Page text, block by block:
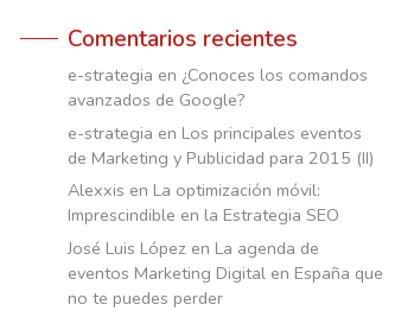
Comentarios recientes
e-strategia en ¿Conoces los comandos
avanzados de Google?
e-strategia en Los principales eventos
de Marketing y Publicidad para 2015 (II)
Alexxis en La optimización móvil:
Imprescindible en la Estrategia SEO
José Luis López en La agenda de
eventos Marketing Digital en España que
no te puedes perder